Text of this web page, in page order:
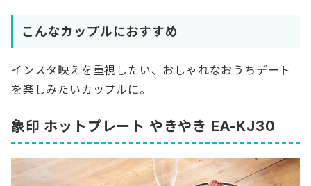
こんなカップルにおすすめ
インスタ映えを重視したい、おしゃれなおうちデート
を楽しみたいカップルに。
象印 ホットプレート やきやき EA-KJ30